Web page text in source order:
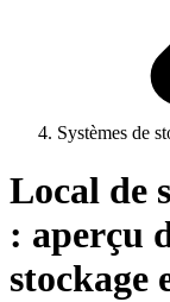
Systèmes de
Local de
: aperçu
stockage